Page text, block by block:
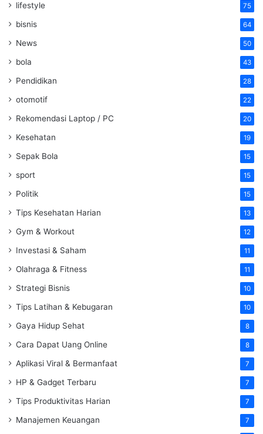
lifestyle 75
bisnis 64
News 50
bola 43
Pendidikan 28
otomotif 22
Rekomendasi Laptop / PC 20
Kesehatan 19
Sepak Bola 15
sport 15
Politik 15
Tips Kesehatan Harian 13
Gym & Workout 12
Investasi & Saham 11
Olahraga & Fitness 11
Strategi Bisnis 10
Tips Latihan & Kebugaran 10
Gaya Hidup Sehat 8
Cara Dapat Uang Online 8
Aplikasi Viral & Bermanfaat 7
HP & Gadget Terbaru 7
Tips Produktivitas Harian 7
Manajemen Keuangan 7